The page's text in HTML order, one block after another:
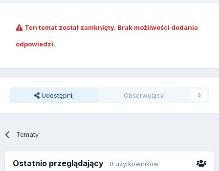
Ten temat został zamknięty. Brak możliwości dodania
odpowiedzi.
Udostępnij Obserwujący 0
Tematy
Ostatnio przeglądający 0 użytkowników